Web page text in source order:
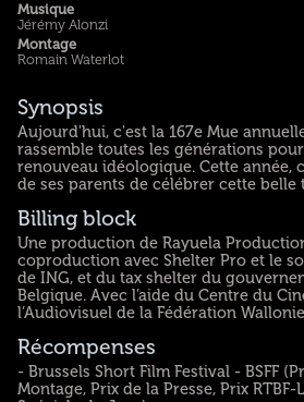
Musique
Jérémy Alonzi
Montage
Romain Waterlot
Synopsis
Aujourd'hui, c'est la 167e Mue
rassemble toutes les générations
renouveau idéologique. Cette année,
de ses parents de célébrer cette
Billing block
Une production de Rayuela
coproduction avec Shelter Pro et le
de ING, et du tax shelter du
Belgique. Avec l’aide du Centre du
l’Audiovisuel de la Fédération
Récompenses
- Brussels Short Film Festival - BSFF
Montage, Prix de la Presse, Prix